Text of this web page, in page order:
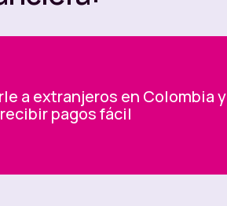
a extranjeros en Colombia y
recibir pagos fácil